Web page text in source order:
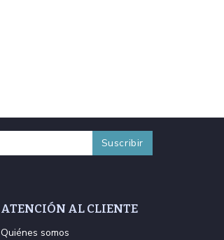
ATENCIÓN AL CLIENTE
Quiénes somos